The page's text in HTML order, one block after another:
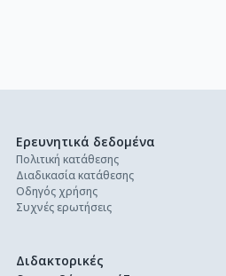
Ερευνητικά δεδομένα
Πολιτική κατάθεσης
Διαδικασία κατάθεσης
Οδηγός χρήσης
Συχνές ερωτήσεις
Διδακτορικές